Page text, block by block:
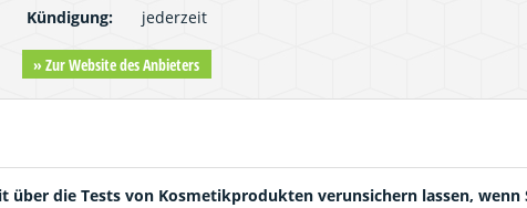
Kündigung:
jederzeit
» Zur Website des Anbieters
über die Tests von Kosmetikprodukten verunsichern lassen, wenn